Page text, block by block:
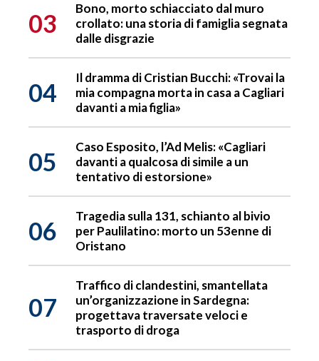
03
Bono, morto schiacciato dal muro
crollato: una storia di famiglia segnata
dalle disgrazie
04
Il dramma di Cristian Bucchi: «Trovai la
mia compagna morta in casa a Cagliari
davanti a mia figlia»
05
Caso Esposito, l’Ad Melis: «Cagliari
davanti a qualcosa di simile a un
tentativo di estorsione»
06
Tragedia sulla 131, schianto al bivio
per Paulilatino: morto un 53enne di
Oristano
07
Traffico di clandestini, smantellata
un’organizzazione in Sardegna:
progettava traversate veloci e
trasporto di droga